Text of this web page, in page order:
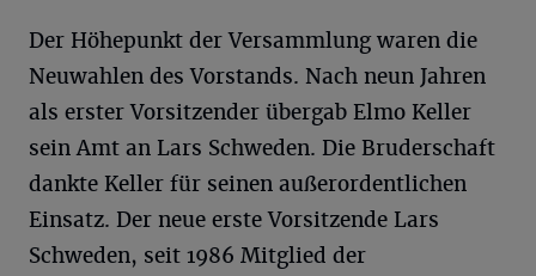
Der Höhepunkt der Versammlung waren die
Neuwahlen des Vorstands. Nach neun Jahren
als erster Vorsitzender übergab Elmo Keller
sein Amt an Lars Schweden. Die Bruderschaft
dankte Keller für seinen außerordentlichen
Einsatz. Der neue erste Vorsitzende Lars
Schweden, seit 1986 Mitglied der